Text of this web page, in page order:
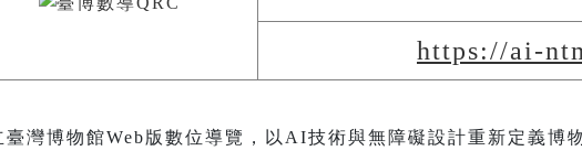
https://ai-
臺灣博物館Web版數位導覽，以AI技術與無障礙設計重新定義博